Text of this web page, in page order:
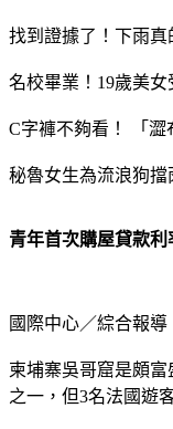
找到證據了！下雨真
名校畢業！19歲美女
C字褲不夠看！ 「澀
秘魯女生為流浪狗擋
青年首次購屋貸款利
國際中心／綜合報導
柬埔寨吳哥窟是頗
之一，但3名法國遊